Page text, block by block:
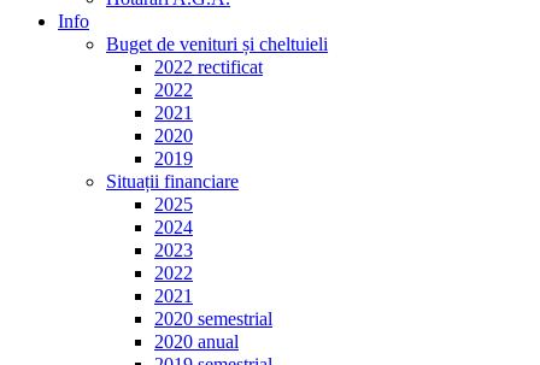
Info
Buget de venituri și cheltuieli
2022 rectificat
2022
2021
2020
2019
Situații financiare
2025
2024
2023
2022
2021
2020 semestrial
2020 anual